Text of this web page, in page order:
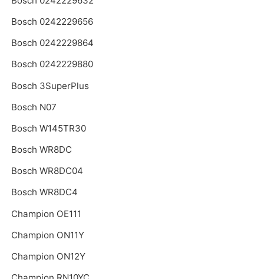
Bosch 0242229656
Bosch 0242229864
Bosch 0242229880
Bosch 3SuperPlus
Bosch N07
Bosch W145TR30
Bosch WR8DC
Bosch WR8DC04
Bosch WR8DC4
Champion OE111
Champion ON11Y
Champion ON12Y